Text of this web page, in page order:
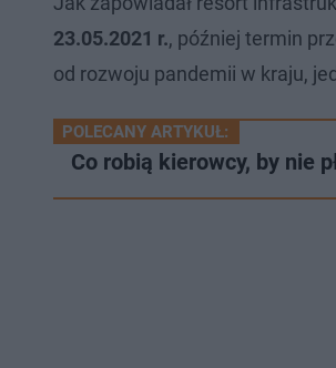
23.05.2021 r., później termin
od rozwoju pandemii w kraju,
POLECANY ARTYKUŁ:
Co robią kierowcy, by nie